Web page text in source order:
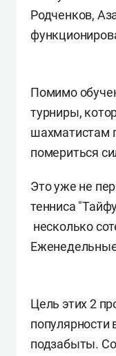
Родченков,
Помимо
турниры,
шахматистам
помериться
Это уже не
тенниса
несколько
Цель этих 2
подзабыты.